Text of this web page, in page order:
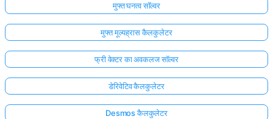
मुफ्त घनत्व सॉल्वर
मुफ्त मूल्यह्रास कैलकुलेटर
फ्री वेक्टर का अवकलज सॉल्वर
डेरिवेटिव कैलकुलेटर
Desmos कैलकुलेटर